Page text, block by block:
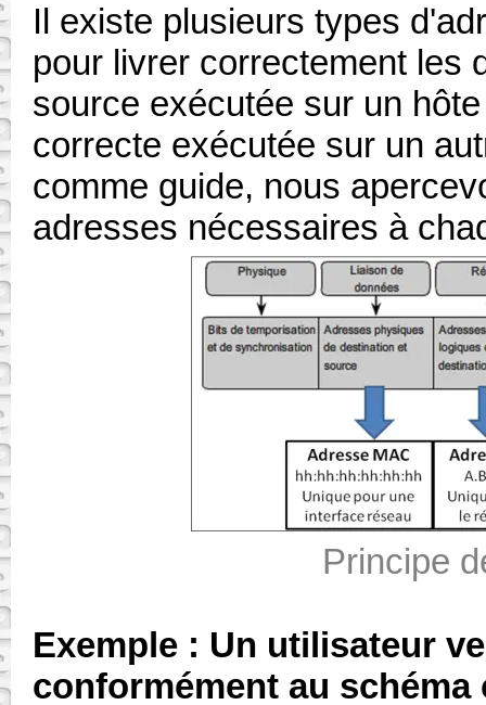
Il existe plusieurs types
pour livrer correctement les
source exécutée sur un
correcte exécutée sur un
comme guide, nous
adresses nécessaires à
Principe
Exemple : Un utilisateur
conformément au schéma